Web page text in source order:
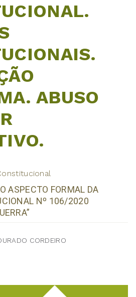
ABUSO
ASPECTO FORMAL DA
Nº 106/2020
CORDEIRO